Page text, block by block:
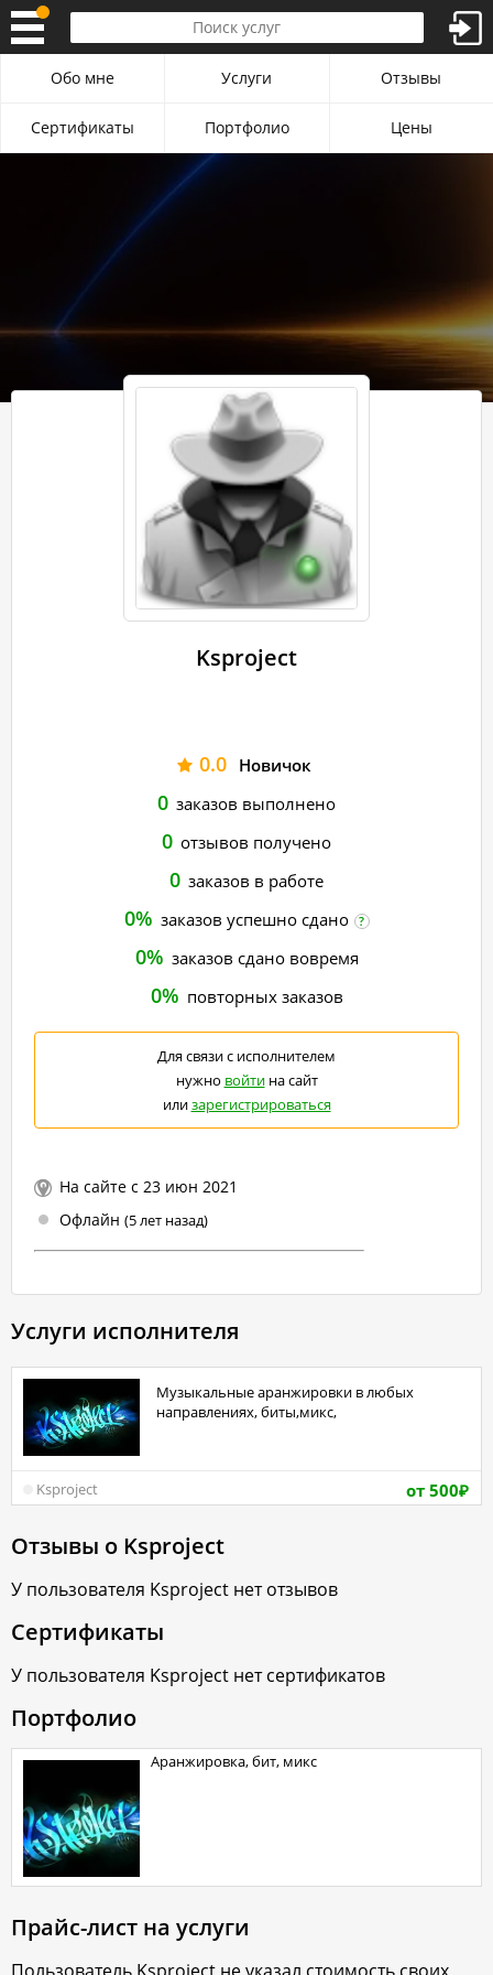
Ksproject
0.0 Новичок
0 заказов выполнено
0 отзывов получено
0 заказов в работе
0% заказов успешно сдано ?
0% заказов сдано вовремя
0% повторных заказов
Для связи с исполнителем
нужно войтина сайт
илизарегистрироваться
На сайте с 23 июн 2021
Офлайн (5 лет назад)
Обо мне Услуги Отзывы
Сертификаты Портфолио Цены
Услуги исполнителя
Музыкальные аранжировки в любых
направлениях, биты,микс,
от 500₽
Ksproject
Отзывы о Ksproject
У пользователя Ksproject нет отзывов
Сертификаты
У пользователя Ksproject нет сертификатов
Портфолио
Аранжировка, бит, микс
Прайс-лист на услуги
Пользователь Ksproject не указал стоимость своих